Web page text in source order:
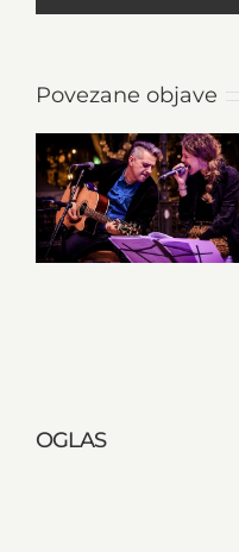
Povezane objave